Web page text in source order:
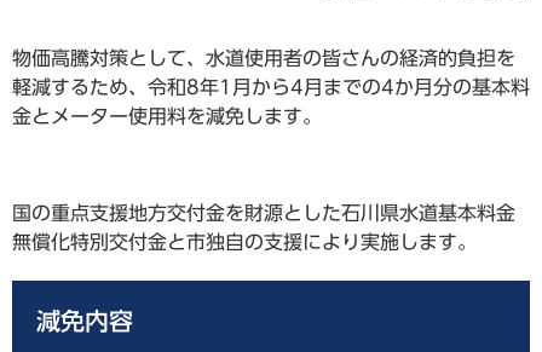
物価高騰対策として、水道使用者の皆さんの経済的負担を
軽減するため、令和8年1月から4月までの4か月分の基本料
金とメーター使用料を減免します。
国の重点支援地方交付金を財源とした石川県水道基本料金
無償化特別交付金と市独自の支援により実施します。
減免内容